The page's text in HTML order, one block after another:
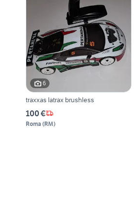
6
traxxas latrax brushless
100 €
Roma (RM)